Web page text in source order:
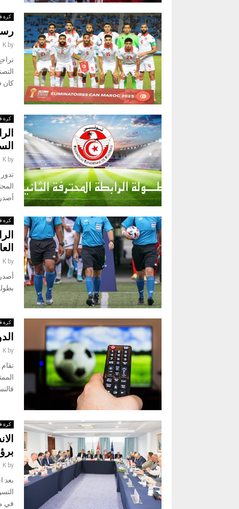
كرة
by
K
كان
كرة
by
K
كرة
by
K
كرة
by
K
تقام
كرة
by
K
بعد
في